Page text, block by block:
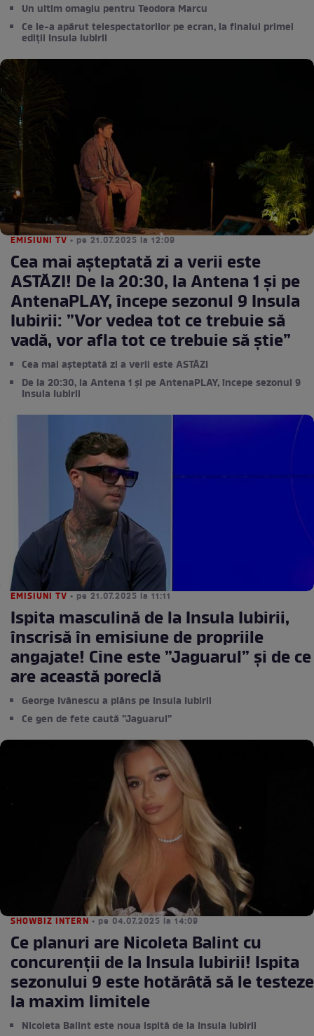
Un ultim omagiu pentru Teodora Marcu
Ce le-a apărut telespectatorilor pe ecran, la finalul primei
ediții Insula Iubirii
EMISIUNI TV • pe 21.07.2025 la 12:09
Cea mai așteptată zi a verii este
ASTĂZI! De la 20:30, la Antena 1 și pe
AntenaPLAY, începe sezonul 9 Insula
Iubirii: ”Vor vedea tot ce trebuie să
vadă, vor afla tot ce trebuie să știe”
Cea mai așteptată zi a verii este ASTĂZI
De la 20:30, la Antena 1 și pe AntenaPLAY, începe sezonul 9
Insula Iubirii
EMISIUNI TV • pe 21.07.2025 la 11:11
Ispita masculină de la Insula Iubirii,
înscrisă în emisiune de propriile
angajate! Cine este ”Jaguarul” și de ce
are această poreclă
George Ivănescu a plâns pe Insula Iubirii
Ce gen de fete caută ”Jaguarul”
SHOWBIZ INTERN • pe 04.07.2025 la 14:09
Ce planuri are Nicoleta Balint cu
concurenții de la Insula Iubirii! Ispita
sezonului 9 este hotărâtă să le testeze
la maxim limitele
Nicoleta Balint este noua ispită de la Insula Iubirii